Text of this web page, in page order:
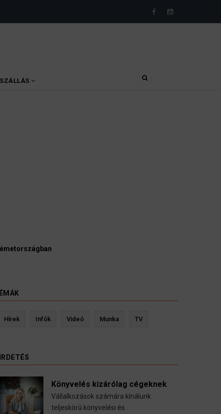
SZÁLLÁS
Kevin Ressler biztosítási szakértő
Hírek Infók Videó Munka TV
Könyvelés kizárólag cégeknek
Vállalkozások számára kínálunk
teljeskörű könyvelési és